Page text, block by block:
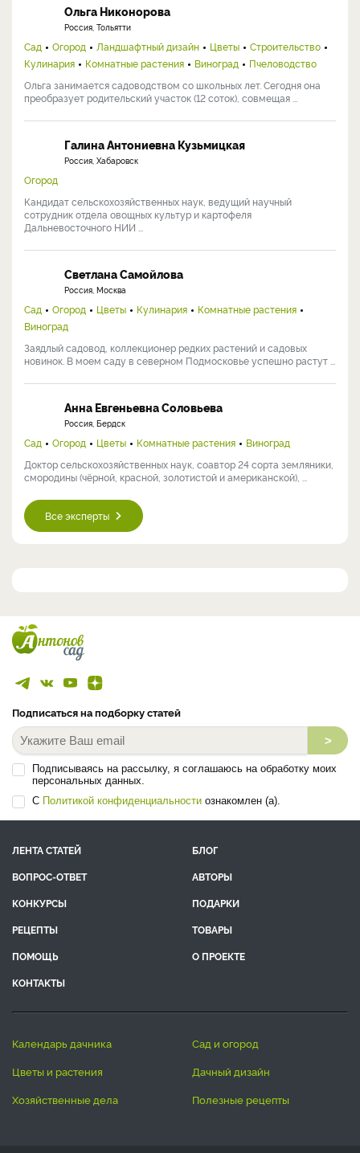
Ольга Никонорова
Россия, Тольятти
Сад Огород Ландшафтный дизайн Цветы
Строительство
Кулинария
Комнатные растения Виноград
Пчеловодство
Ольга занимается садоводством со школьных лет. Сегодня она
преобразует родительский участок (12 соток), совмещая ...
Галина Антониевна Кузьмицкая
Россия, Хабаровск
Огород
Кандидат сельскохозяйственных наук, ведущий научный
сотрудник отдела овощных культур и картофеля
Дальневосточного НИИ ...
Светлана Самойлова
Россия, Москва
Сад Огород Цветы Кулинария
Комнатные растения
Виноград
Заядлый садовод, коллекционер редких растений и садовых
новинок. В моем саду в северном Подмосковье успешно растут ...
Анна Евгеньевна Соловьева
Россия, Бердск
Сад Огород Цветы Комнатные растения
Виноград
Доктор сельскохозяйственных наук, соавтор 24 сорта земляники,
смородины (чёрной, красной, золотистой и американской), ...
Все эксперты
Подписаться на подборку статей
>
Подписываясь на рассылку, я соглашаюсь на обработку моих
персональных данных.
С Политикой конфиденциальности ознакомлен (а).
ЛЕНТА СТАТЕЙ
БЛОГ
ВОПРОС-ОТВЕТ
АВТОРЫ
КОНКУРСЫ
ПОДАРКИ
РЕЦЕПТЫ
ТОВАРЫ
ПОМОЩЬ
О ПРОЕКТЕ
КОНТАКТЫ
календарь дачника
сад и огород
цветы и растения
дачный дизайн
хозяйственные дела
полезные рецепты